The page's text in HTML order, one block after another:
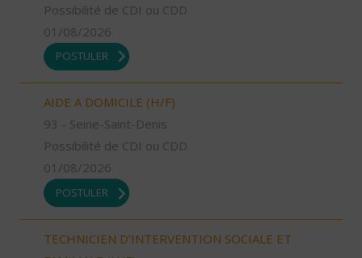
Possibilité de CDI ou CDD
01/08/2026
POSTULER
AIDE A DOMICILE (H/F)
93 - Seine-Saint-Denis
Possibilité de CDI ou CDD
01/08/2026
POSTULER
TECHNICIEN D’INTERVENTION SOCIALE ET